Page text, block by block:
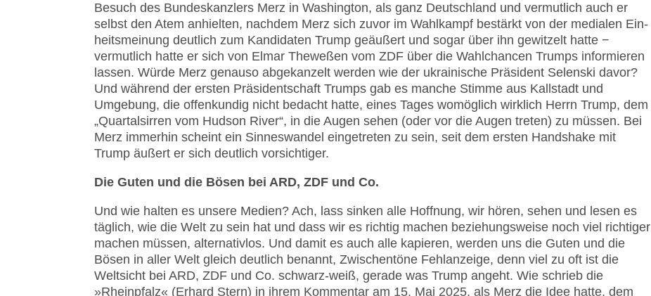
Besuch des Bundeskanzlers Merz in Washington, als ganz Deutsch­land und ver­mutlich auch er
selbst den Atem anhielten, nachdem Merz sich zuvor im Wahl­kampf bestärkt von der medialen Ein­
heits­meinung deutlich zum Kandidaten Trump geäußert und sogar über ihn gewitzelt hatte −
vermutlich hatte er sich von Elmar Theweßen vom ZDF über die Wahlchancen Trumps informieren
lassen. Würde Merz genauso abgekanzelt werden wie der ukrainische Präsident Selenski davor?
Und während der ersten Präsident­schaft Trumps gab es manche Stimme aus Kallstadt und
Umgebung, die offenkundig nicht bedacht hatte, eines Tages womöglich wirklich Herrn Trump, dem
„Quartals­ir­ren vom Hudson River“, in die Augen sehen (oder vor die Augen treten) zu müssen. Bei
Merz immerhin scheint ein Sinneswandel eingetreten zu sein, seit dem ersten Handshake mit
Trump äußert er sich deutlich vor­sichtiger.
Die Guten und die Bösen bei ARD, ZDF und Co.
Und wie halten es unsere Medien? Ach, lass sinken alle Hoffnung, wir hören, sehen und lesen es
täglich, wie die Welt zu sein hat und dass wir es richtig machen beziehungsweise noch viel richtiger
machen müssen, alternativlos. Und damit es auch alle kapieren, werden uns die Guten und die
Bösen in aller Welt gleich deutlich benannt, Zwischentöne Fehlanzeige, denn viel zu oft ist die
Weltsicht bei ARD, ZDF und Co. schwarz-weiß, gerade was Trump angeht. Wie schrieb die
»Rhein­pfalz« (Erhard Stern) in ihrem Kommentar am 15. Mai 2025, als Merz die Idee hatte, dem